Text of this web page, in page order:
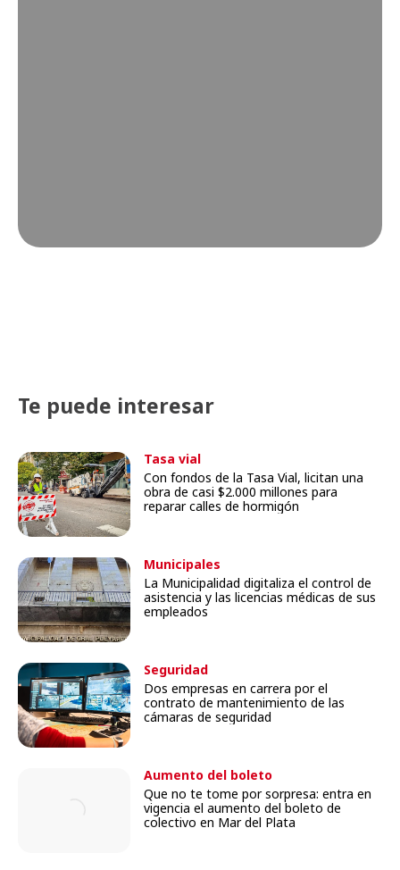
Te puede interesar
Tasa vial
Con fondos de la Tasa Vial, licitan una
obra de casi $2.000 millones para
reparar calles de hormigón
Municipales
La Municipalidad digitaliza el control de
asistencia y las licencias médicas de sus
empleados
Seguridad
Dos empresas en carrera por el
contrato de mantenimiento de las
cámaras de seguridad
Aumento del boleto
Que no te tome por sorpresa: entra en
vigencia el aumento del boleto de
colectivo en Mar del Plata